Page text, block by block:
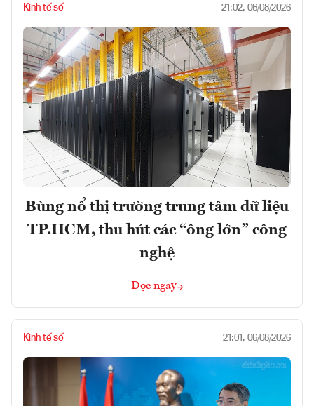
Kinh tế số 21:02, 06/08/2026
Bùng nổ thị trường trung tâm dữ liệu
TP.HCM, thu hút các “ông lớn” công
nghệ
Đọc ngay
Kinh tế số 21:01, 06/08/2026